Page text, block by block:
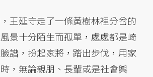
王延守走了一條黃樹林裡分岔的
景十分陌生而孤單，處處都是崎
譜，扮起家將，踏出步伐，用家
，無論親朋、長輩或是社會輿